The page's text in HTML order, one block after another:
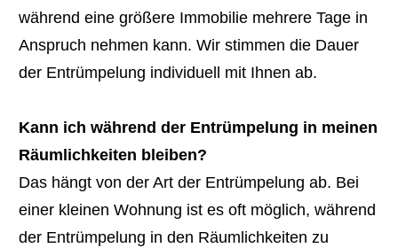
während eine größere Immobilie mehrere Tage in
Anspruch nehmen kann. Wir stimmen die Dauer
der Entrümpelung individuell mit Ihnen ab.
Kann ich während der Entrümpelung in meinen
Räumlichkeiten bleiben?
Das hängt von der Art der Entrümpelung ab. Bei
einer kleinen Wohnung ist es oft möglich, während
der Entrümpelung in den Räumlichkeiten zu